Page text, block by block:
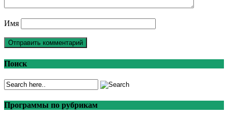
Имя
Поиск
Программы по рубрикам